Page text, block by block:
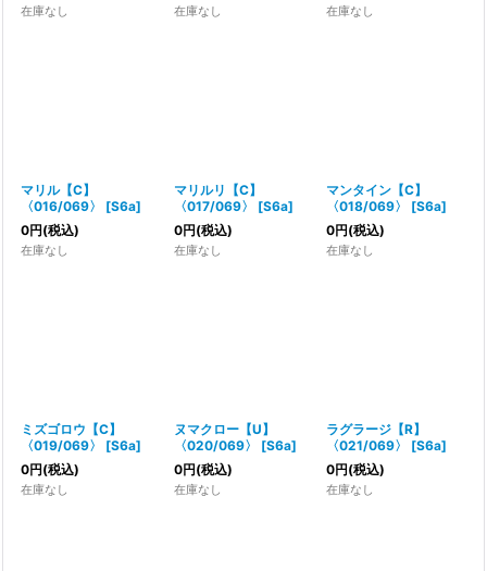
在庫なし 在庫なし 在庫なし
マリル【C】
〈016/069〉
[S6a]
0円(税込)
在庫なし
マリルリ【C】
〈017/069〉
[S6a]
0円(税込)
在庫なし
マンタイン【C】
〈018/069〉
[S6a]
0円(税込)
在庫なし
ミズゴロウ【C】
〈019/069〉
[S6a]
0円(税込)
在庫なし
ヌマクロー【U】
〈020/069〉
[S6a]
0円(税込)
在庫なし
ラグラージ【R】
〈021/069〉
[S6a]
0円(税込)
在庫なし